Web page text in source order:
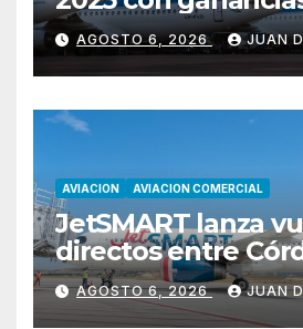
a pagar impuesto
ganancias
AGOSTO 6, 2026 JUAN
AVIACION AVIACION COMERCIAL
JetSMART lanza
directos entre
Florianópolis
AGOSTO 6, 2026 JUAN